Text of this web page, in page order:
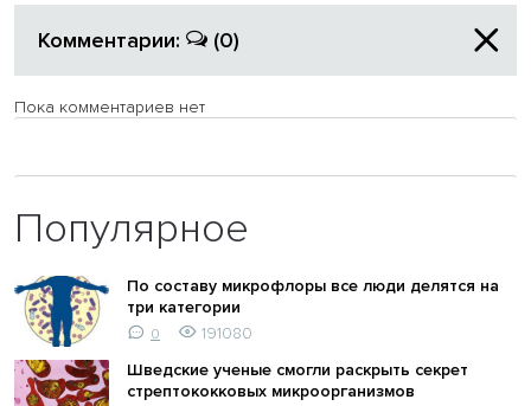
Комментарии: (0)
Пока комментариев нет
Популярное
По составу микрофлоры все люди делятся на
три категории
0
191080
Шведские ученые смогли раскрыть секрет
стрептококковых микроорганизмов